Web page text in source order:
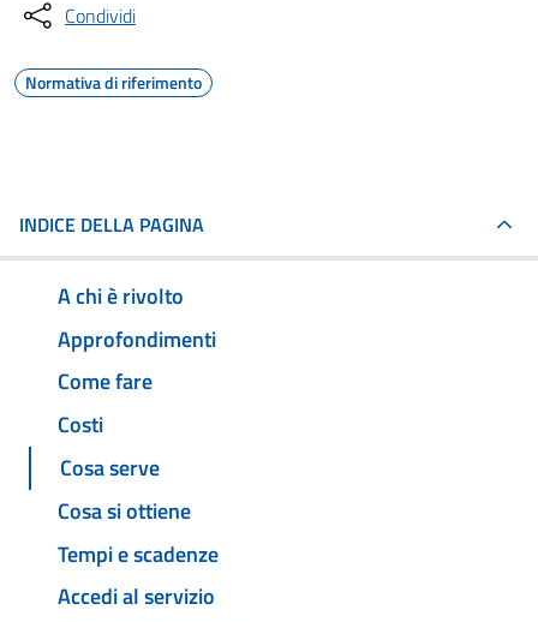
Condividi
Normativa di riferimento
INDICE DELLA PAGINA
A chi è rivolto
Approfondimenti
Come fare
Costi
Cosa serve
Cosa si ottiene
Tempi e scadenze
Accedi al servizio